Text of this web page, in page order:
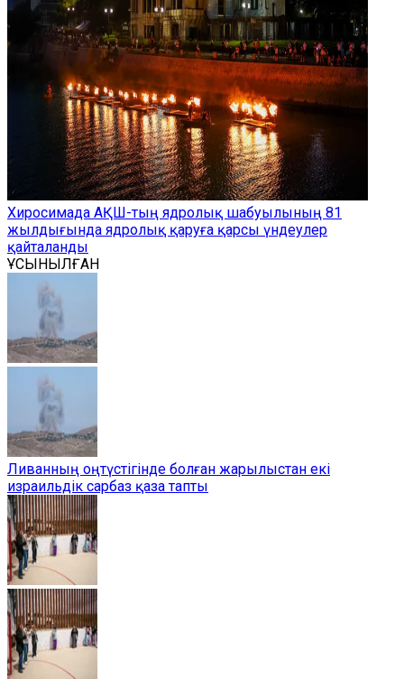
Хиросимада АҚШ-тың ядролық шабуылының 81
жылдығында ядролық қаруға қарсы үндеулер
қайталанды
ҰСЫНЫЛҒАН
Ливанның оңтүстігінде болған жарылыстан екі
израильдік сарбаз қаза тапты